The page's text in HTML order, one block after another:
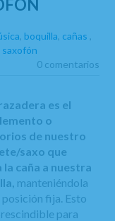
boquilla cañas
saxofón
0 comentarios
es el
o
de nuestro
saxo que
la caña a nuestra
manteniéndola
posición fija. Esto
para